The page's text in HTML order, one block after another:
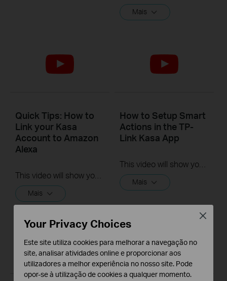
Mais
Quick Tips: How to
Link your Kasa
Account to Amazon
Alexa
This video will show you how to how to link your Kasa Account to Google Assistant for voice control.
Mais
How to Setup Smart
Actions in the TP-
Link Kasa App
This video will show you how to Setup the Smart Actions feature in the Kasa App.
Mais
Your Privacy Choices
Este site utiliza cookies para melhorar a navegação no
site, analisar atividades online e proporcionar aos
utilizadores a melhor experiência no nosso site. Pode
opor-se à utilização de cookies a qualquer momento.
Close